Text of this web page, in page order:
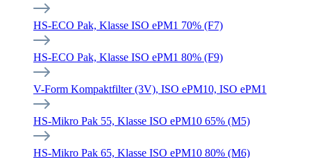
HS-ECO Pak, Klasse ISO ePM1 70% (F7)
HS-ECO Pak, Klasse ISO ePM1 80% (F9)
V-Form Kompaktfilter (3V), ISO ePM10, ISO ePM1
HS-Mikro Pak 55, Klasse ISO ePM10 65% (M5)
HS-Mikro Pak 65, Klasse ISO ePM10 80% (M6)